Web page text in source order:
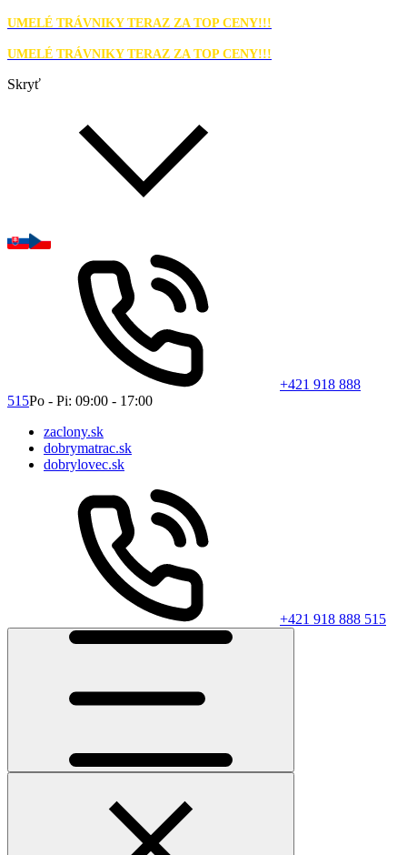
UMELÉ TRÁVNIKY TERAZ ZA TOP CENY!!!
UMELÉ TRÁVNIKY TERAZ ZA TOP CENY!!!
Skryť
+421 918 888
515Po - Pi: 09:00 - 17:00
zaclony.sk
dobrymatrac.sk
dobrylovec.sk
+421 918 888 515